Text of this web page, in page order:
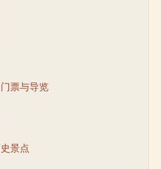
票与导览
景点